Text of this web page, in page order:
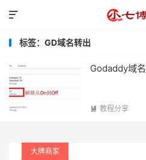

标签：GD域名转出
Godaddy域
 教程分享
大牌商家